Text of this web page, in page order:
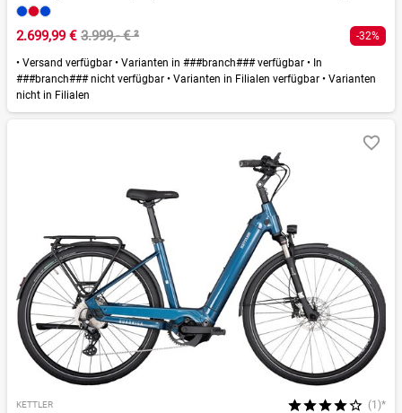
2.699,99 € 3.999,- €² -32%
• Versand verfügbar • Varianten in ###branch### verfügbar • In
###branch### nicht verfügbar • Varianten in Filialen verfügbar • Varianten
nicht in Filialen
KETTLER (1)*